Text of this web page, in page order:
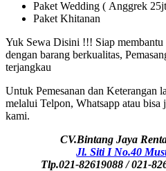
Paket Wedding ( Anggrek
Paket Khitanan
Yuk Sewa Disini !!! Siap membantu
dengan barang berkualitas,
terjangkau
Untuk Pemesanan dan Keterangan
melalui Telpon, Whatsapp atau bisa
kami.
CV.Bintang Jaya
Jl. Siti I No.40
Tlp.021-82619088 / 021-